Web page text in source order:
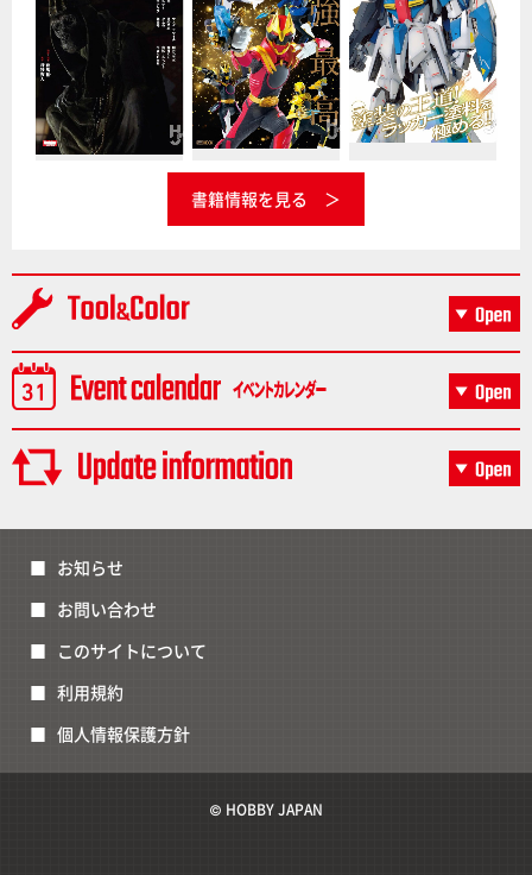
書籍情報を見る
お知らせ
お問い合わせ
このサイトについて
利用規約
個人情報保護方針
© HOBBY JAPAN